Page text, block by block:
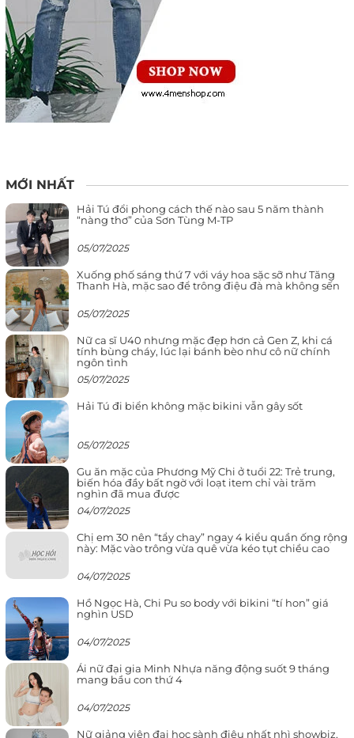
MỚI NHẤT
Hải Tú đổi phong cách thế nào sau 5 năm thành
“nàng thơ” của Sơn Tùng M-TP
05/07/2025
Xuống phố sáng thứ 7 với váy hoa sặc sỡ như Tăng
Thanh Hà, mặc sao để trông điệu đà mà không sến
05/07/2025
Nữ ca sĩ U40 nhưng mặc đẹp hơn cả Gen Z, khi cá
tính bùng cháy, lúc lại bánh bèo như cô nữ chính
ngôn tình
05/07/2025
Hải Tú đi biển không mặc bikini vẫn gây sốt
05/07/2025
Gu ăn mặc của Phương Mỹ Chi ở tuổi 22: Trẻ trung,
biến hóa đầy bất ngờ với loạt item chỉ vài trăm
nghìn đã mua được
04/07/2025
Chị em 30 nên “tẩy chay” ngay 4 kiểu quần ống rộng
này: Mặc vào trông vừa quê vừa kéo tụt chiều cao
04/07/2025
Hồ Ngọc Hà, Chi Pu so body với bikini “tí hon” giá
nghìn USD
04/07/2025
Ái nữ đại gia Minh Nhựa năng động suốt 9 tháng
mang bầu con thứ 4
04/07/2025
Nữ giảng viên đại học sành điệu nhất nhì showbiz,